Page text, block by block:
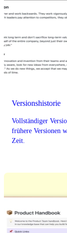
Versionshistorie
Vollständiger
frühere Versionen
Zeit.